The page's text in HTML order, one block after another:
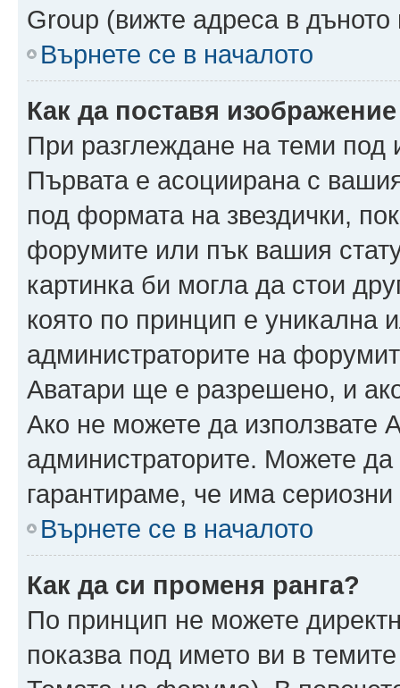
Group (вижте адреса в дъното
Върнете се в началото
Как да поставя
При разглеждане на теми под
Първата е асоциирана с
под формата на звездички,
форумите или пък вашия
картинка би могла да стои
която по принцип е уникална
администраторите на
Аватари ще е разрешено, и
Ако не можете да използвате
администраторите. Можете да
гарантираме, че има сериозни
Върнете се в началото
Как да си променя ранга?
По принцип не можете
показва под името ви в